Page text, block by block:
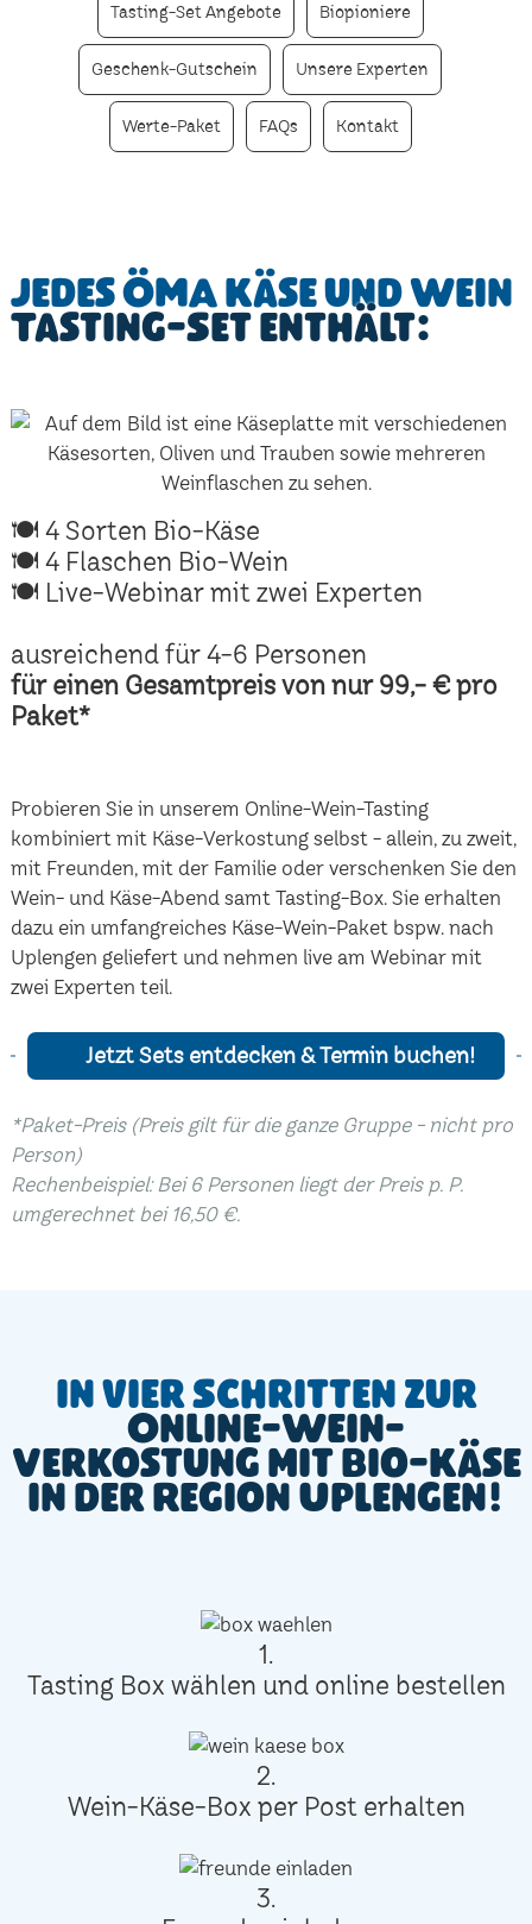
Tasting-Set Angebote Biopioniere
Geschenk-Gutschein Unsere Experten
Werte-Paket FAQs Kontakt
Jedes ÖMA Käse und Wein
Tasting-Set enthält:
🍽 4 Sorten Bio-Käse
🍽 4 Flaschen Bio-Wein
🍽 Live-Webinar mit zwei Experten
ausreichend für 4-6 Personen
für einen Gesamtpreis von nur 99,- € pro
Paket*
Probieren Sie in unserem Online-Wein-Tasting
kombiniert mit Käse-Verkostung selbst - allein, zu zweit,
mit Freunden, mit der Familie oder verschenken Sie den
Wein- und Käse-Abend samt Tasting-Box. Sie erhalten
dazu ein umfangreiches Käse-Wein-Paket bspw. nach
Uplengen geliefert und nehmen live am Webinar mit
zwei Experten teil.
Jetzt Sets entdecken & Termin buchen!
*Paket-Preis (Preis gilt für die ganze Gruppe - nicht pro
Person)
Rechenbeispiel: Bei 6 Personen liegt der Preis p. P.
umgerechnet bei 16,50 €.
In vier Schritten zur
Online-Wein-
Verkostung mit Bio-Käse
in der Region Uplengen!
1.
Tasting Box wählen und online bestellen
2.
Wein-Käse-Box per Post erhalten
3.